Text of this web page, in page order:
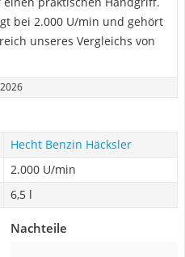
bei 2.000 U/min und gehört
unseres Vergleichs von
Hecht Benzin Häcksler
2.000 U/min
6,5 l
Nachteile